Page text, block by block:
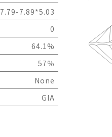
7.79-7.89*5.03
0
64.1%
57％
None
GIA